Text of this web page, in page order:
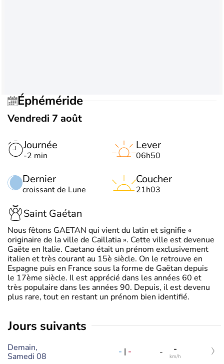
Éphéméride
Vendredi 7 août
Journée
-2 min
Dernier
croissant de Lune
Lever
06h50
Coucher
21h03
Saint Gaétan
Nous fêtons GAETAN qui vient du latin et signifie «
originaire de la ville de Caillatia ». Cette ville est devenue
Gaëte en Italie. Caetano était un prénom exclusivement
italien et très courant au 15è siècle. On le retrouve en
Espagne puis en France sous la forme de Gaëtan depuis
le 17ème siècle. Il est apprécié dans les années 60 et
très populaire dans les années 90. Depuis, il est devenu
plus rare, tout en restant un prénom bien identifié.
jours suivants
Demain,
Samedi 08
- | - - -
km/h